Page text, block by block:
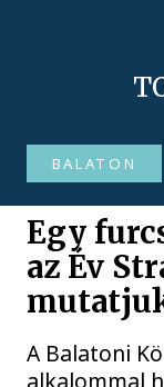
BALATON
Egy
az Év
A Balatoni
alkalommal